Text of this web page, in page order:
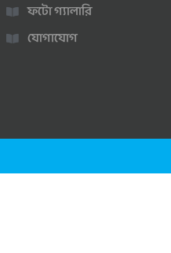
ফটো গ্যালারি
যোগাযোগ